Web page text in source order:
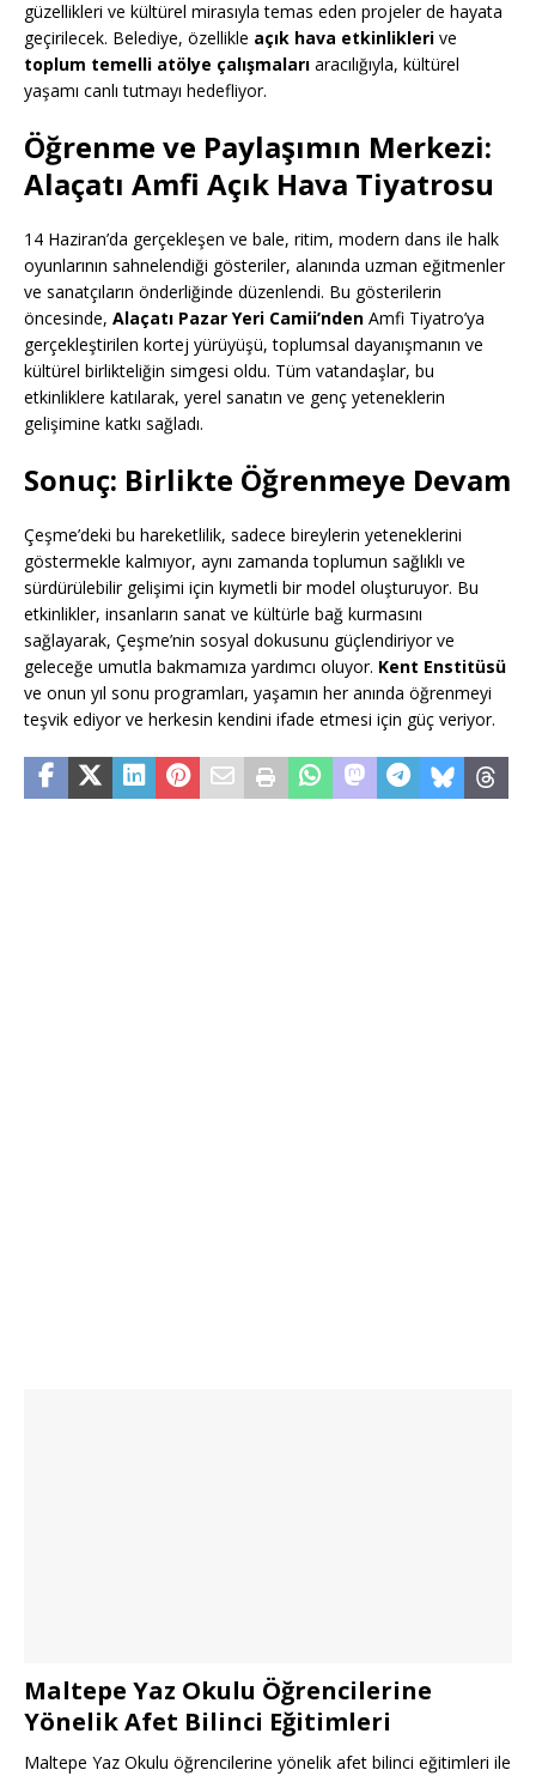
güzellikleri ve kültürel mirasıyla temas eden projeler de hayata
geçirilecek. Belediye, özellikle açık hava etkinlikleri ve
toplum temelli atölye çalışmaları aracılığıyla, kültürel
yaşamı canlı tutmayı hedefliyor.
Öğrenme ve Paylaşımın Merkezi:
Alaçatı Amfi Açık Hava Tiyatrosu
14 Haziran’da gerçekleşen ve bale, ritim, modern dans ile halk
oyunlarının sahnelendiği gösteriler, alanında uzman eğitmenler
ve sanatçıların önderliğinde düzenlendi. Bu gösterilerin
öncesinde, Alaçatı Pazar Yeri Camii’nden Amfi Tiyatro’ya
gerçekleştirilen kortej yürüyüşü, toplumsal dayanışmanın ve
kültürel birlikteliğin simgesi oldu. Tüm vatandaşlar, bu
etkinliklere katılarak, yerel sanatın ve genç yeteneklerin
gelişimine katkı sağladı.
Sonuç: Birlikte Öğrenmeye Devam
Çeşme’deki bu hareketlilik, sadece bireylerin yeteneklerini
göstermekle kalmıyor, aynı zamanda toplumun sağlıklı ve
sürdürülebilir gelişimi için kıymetli bir model oluşturuyor. Bu
etkinlikler, insanların sanat ve kültürle bağ kurmasını
sağlayarak, Çeşme’nin sosyal dokusunu güçlendiriyor ve
geleceğe umutla bakmamıza yardımcı oluyor. Kent Enstitüsü
ve onun yıl sonu programları, yaşamın her anında öğrenmeyi
teşvik ediyor ve herkesin kendini ifade etmesi için güç veriyor.
Maltepe Yaz Okulu Öğrencilerine
Yönelik Afet Bilinci Eğitimleri
Maltepe Yaz Okulu öğrencilerine yönelik afet bilinci eğitimleri ile